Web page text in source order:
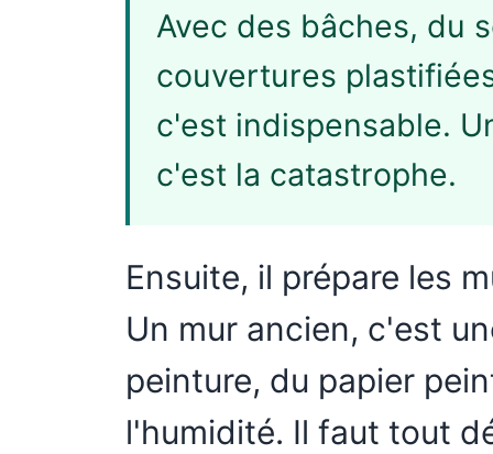
Avec des bâches, du
couvertures
c'est indispensable.
c'est la catastrophe.
Ensuite, il prépare les
Un mur ancien, c'est
peinture, du papier
l'humidité. Il faut tout